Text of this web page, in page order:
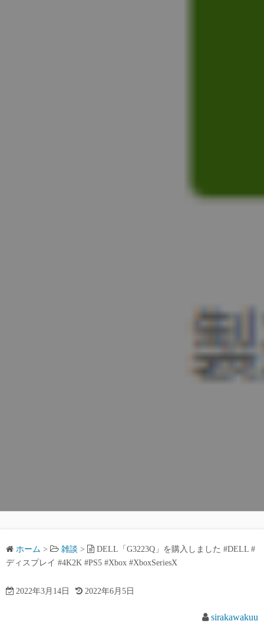
ホーム > 雑談 >
DELL「G3223Q」を購入しました #DELL #
ディスプレイ #4K2K #PS5 #Xbox #XboxSeriesX
2022年3月14日 2022年6月5日
sirakawakuu